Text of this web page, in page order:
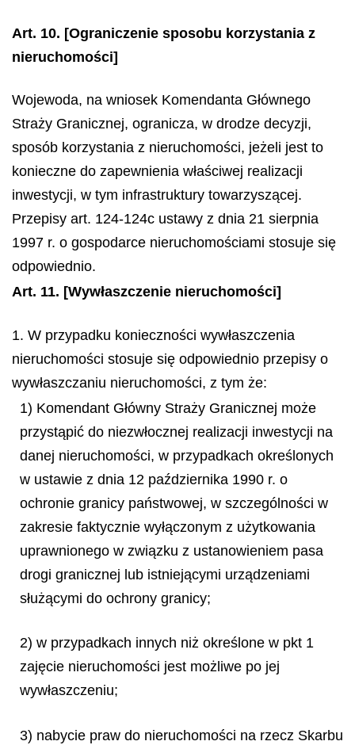
Art. 10. [Ograniczenie sposobu korzystania z
nieruchomości]
Wojewoda, na wniosek Komendanta Głównego
Straży Granicznej, ogranicza, w drodze decyzji,
sposób korzystania z nieruchomości, jeżeli jest to
konieczne do zapewnienia właściwej realizacji
inwestycji, w tym infrastruktury towarzyszącej.
Przepisy art. 124-124c ustawy z dnia 21 sierpnia
1997 r. o gospodarce nieruchomościami stosuje się
odpowiednio.
Art. 11. [Wywłaszczenie nieruchomości]
1. W przypadku konieczności wywłaszczenia
nieruchomości stosuje się odpowiednio przepisy o
wywłaszczaniu nieruchomości, z tym że:
1) Komendant Główny Straży Granicznej może
przystąpić do niezwłocznej realizacji inwestycji na
danej nieruchomości, w przypadkach określonych
w ustawie z dnia 12 października 1990 r. o
ochronie granicy państwowej, w szczególności w
zakresie faktycznie wyłączonym z użytkowania
uprawnionego w związku z ustanowieniem pasa
drogi granicznej lub istniejącymi urządzeniami
służącymi do ochrony granicy;
2) w przypadkach innych niż określone w pkt 1
zajęcie nieruchomości jest możliwe po jej
wywłaszczeniu;
3) nabycie praw do nieruchomości na rzecz Skarbu